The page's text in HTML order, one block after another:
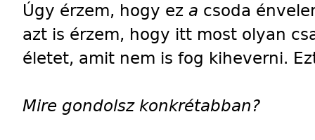
Úgy érzem, hogy ez a csoda
azt is érzem, hogy itt most olyan
életet, amit nem is fog kiheverni.
Mire gondolsz konkrétabban?